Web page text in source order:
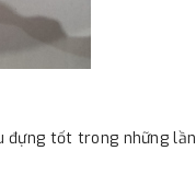
đựng tốt trong những